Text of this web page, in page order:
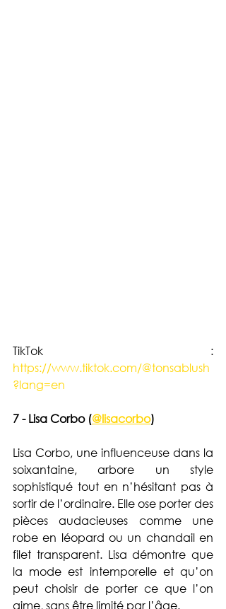
https://www.tiktok.com/@tonsablush
?lang=en
7 - Lisa Corbo (@lisacorbo)
Lisa Corbo, une influenceuse dans la
soixantaine, arbore un style
sophistiqué tout en n’hésitant pas à
sortir de l’ordinaire. Elle ose porter des
pièces audacieuses comme une
robe en léopard ou un chandail en
filet transparent. Lisa démontre que
la mode est intemporelle et qu’on
peut choisir de porter ce que l’on
aime, sans être limité par l’âge.